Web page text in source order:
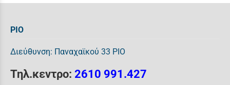
ΡΙΟ
Διεύθυνση: Παναχαϊκού 33 ΡΙΟ
Τηλ.κεντρο: 2610 991.427